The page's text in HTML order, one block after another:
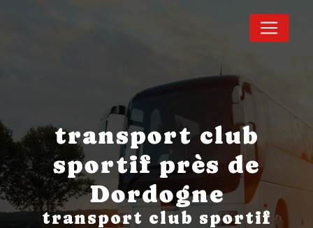
transport club
sportif près de
Dordogne
transport club sportif